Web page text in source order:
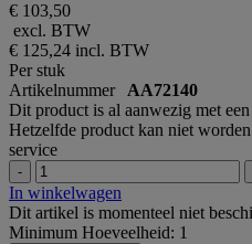
€ 103,50
excl. BTW
€ 125,24 incl. BTW
Per stuk
Artikelnummer AA72140
Dit product is al aanwezig met
Hetzelfde product kan niet
service
-
In winkelwagen
Dit artikel is momenteel niet
Minimum Hoeveelheid: 1